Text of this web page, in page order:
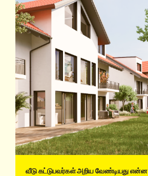
வீடு கட்டுபவர்கள் அறிய வேண்டியது என்ன